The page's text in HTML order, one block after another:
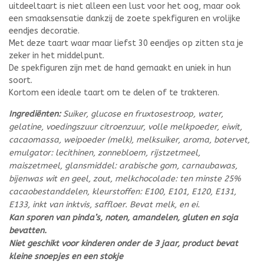
uitdeeltaart is niet alleen een lust voor het oog, maar ook
een smaaksensatie dankzij de zoete spekfiguren en vrolijke
eendjes decoratie.
Met deze taart waar maar liefst 30 eendjes op zitten sta je
zeker in het middelpunt.
De spekfiguren zijn met de hand gemaakt en uniek in hun
soort.
Kortom een ideale taart om te delen of te trakteren.
Ingrediënten:Suiker, glucose en fruxtosestroop, water,
gelatine, voedingszuur citroenzuur, volle melkpoeder, eiwit,
cacaomassa, weipoeder (melk), melksuiker, aroma, botervet,
emulgator: lecithinen, zonnebloem, rijstzetmeel,
maiszetmeel, glansmiddel: arabische gom, carnaubawas,
bijenwas wit en geel, zout, melkchocolade: ten minste 25%
cacaobestanddelen, kleurstoffen: E100, E101, E120, E131,
E133, inkt van inktvis, saffloer. Bevat melk, en ei.
Kan sporen van pinda’s, noten, amandelen, gluten en soja
bevatten.
Niet geschikt voor kinderen onder de 3 jaar, product bevat
kleine snoepjes en een stokje